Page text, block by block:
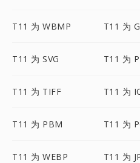
T11 为 WBMP T11 为
T11 为 SVG T11 为
T11 为 TIFF T11 为
T11 为 PBM T11 为
T11 为 WEBP T11 为